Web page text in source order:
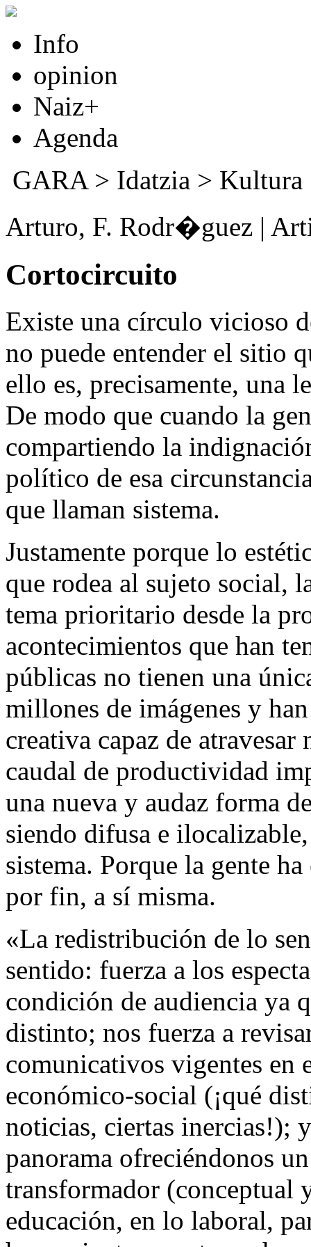
Info
opinion
Naiz+
Agenda
GARA> Idatzia > Kultura
Arturo, F. Rodr�guez |
Cortocircuito
Existe una círculo vicioso
no puede entender el sitio
ello es, precisamente, una
De modo que cuando la
compartiendo la
político de esa
que llaman sistema.
Justamente porque lo
que rodea al sujeto social,
tema prioritario desde la
acontecimientos que han
públicas no tienen una
millones de imágenes y
creativa capaz de
caudal de productividad
una nueva y audaz forma
siendo difusa e
sistema. Porque la gente
por fin, a sí misma.
«La redistribución de lo
sentido: fuerza a los
condición de audiencia ya
distinto; nos fuerza a
comunicativos vigentes en
económico-social (¡qué
noticias, ciertas inercias!);
panorama ofreciéndonos
transformador (conceptual
educación, en lo laboral,